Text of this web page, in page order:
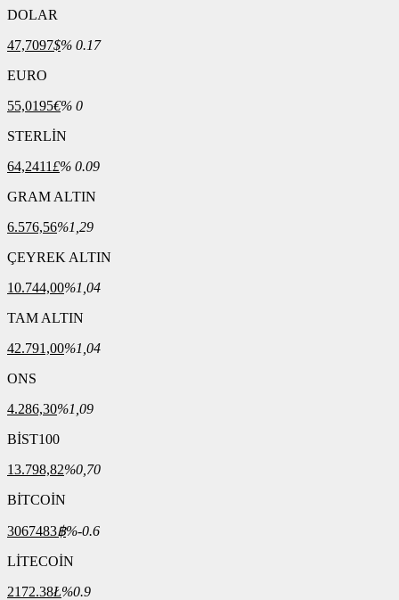
DOLAR
47,7097$% 0.17
EURO
55,0195€% 0
STERLİN
64,2411£% 0.09
GRAM ALTIN
6.576,56%1,29
ÇEYREK ALTIN
10.744,00%1,04
TAM ALTIN
42.791,00%1,04
ONS
4.286,30%1,09
BİST100
13.798,82%0,70
BİTCOİN
3067483฿%-0.6
LİTECOİN
2172.38Ł%0.9